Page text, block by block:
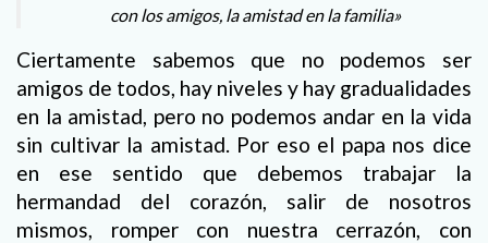
con los amigos, la amistad en la familia»
Ciertamente sabemos que no podemos ser
amigos de todos, hay niveles y hay gradualidades
en la amistad, pero no podemos andar en la vida
sin cultivar la amistad. Por eso el papa nos dice
en ese sentido que debemos trabajar la
hermandad del corazón, salir de nosotros
mismos, romper con nuestra cerrazón, con